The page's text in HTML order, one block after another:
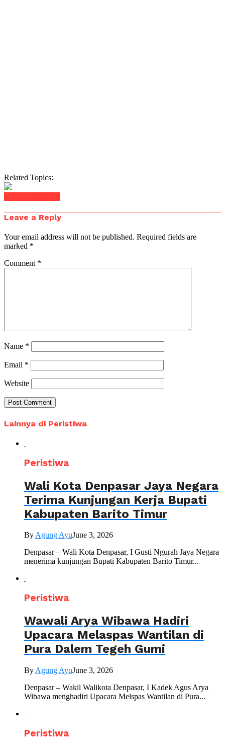
Related Topics:
Leave a Reply
Your email address will not be published. Required fields are
marked *
Comment *
Name *
Email *
Website
Lainnya di Peristiwa
Peristiwa
Wali Kota Denpasar Jaya Negara
Terima Kunjungan Kerja Bupati
Kabupaten Barito Timur
ByAgung AyuJune 3, 2026
Denpasar – Wali Kota Denpasar, I Gusti Ngurah Jaya Negara
menerima kunjungan Bupati Kabupaten Barito Timur...
Peristiwa
Wawali Arya Wibawa Hadiri
Upacara Melaspas Wantilan di
Pura Dalem Tegeh Gumi
By Agung AyuJune 3, 2026
Denpasar – Wakil Walikota Denpasar, I Kadek Agus Arya
Wibawa menghadiri Upacara Melspas Wantilan di Pura...
Peristiwa